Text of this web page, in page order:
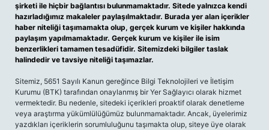
şirketi ile hiçbir bağlantısı bulunmamaktadır. Sitede yalnızca kendi
hazırladığımız makaleler paylaşılmaktadır. Burada yer alan içerikler
haber niteliği taşımamakta olup, gerçek kurum ve kişiler hakkında
paylaşım yapılmamaktadır. Gerçek kurum ve kişiler ile isim
benzerlikleri tamamen tesadüfidir. Sitemizdeki bilgiler taslak
halindedir ve tavsiye niteliği taşımazlar.
Sitemiz, 5651 Sayılı Kanun gereğince Bilgi Teknolojileri ve İletişim
Kurumu (BTK) tarafından onaylanmış bir Yer Sağlayıcı olarak hizmet
vermektedir. Bu nedenle, sitedeki içerikleri proaktif olarak denetleme
veya araştırma yükümlülüğümüz bulunmamaktadır. Ancak, üyelerimiz
yazdıkları içeriklerin sorumluluğunu taşımakta olup, siteye üye olarak